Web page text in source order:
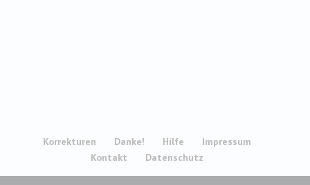
Korrekturen Danke! Hilfe
Impressum
Kontakt
Datenschutz